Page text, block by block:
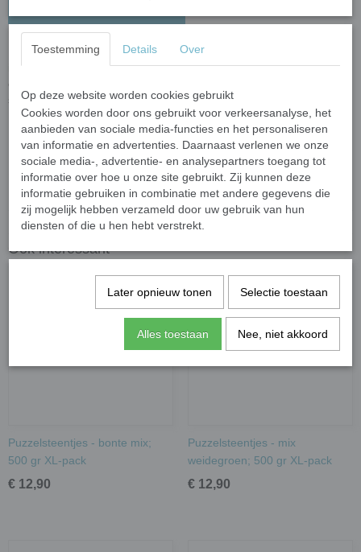
Kleuren mix van glitter glasmozaïek steentjes hebben een mooie
intense kleur. De steentjes hebben een afmeting van 2 x 2 cm met
een dikte van 4 mm. In 500 gram zitten ongeveer 128 glitter
steentjes.
Specificaties
EAN code 9506664222198
Netto gewicht 0,50 Kg
Ook interessant
Puzzelsteentjes - bonte mix;
500 gr XL-pack
€ 12,90
Puzzelsteentjes - mix
weidegroen; 500 gr XL-pack
€ 12,90
Toestemming Details Over
Op deze website worden cookies gebruikt
Cookies worden door ons gebruikt voor verkeersanalyse, het
aanbieden van sociale media-functies en het personaliseren
van informatie en advertenties. Daarnaast verlenen we onze
sociale media-, advertentie- en analysepartners toegang tot
informatie over hoe u onze site gebruikt. Zij kunnen deze
informatie gebruiken in combinatie met andere gegevens die
zij mogelijk hebben verzameld door uw gebruik van hun
diensten of die u hen hebt verstrekt.
Later opnieuw tonen Selectie toestaan
Alles toestaan Nee, niet akkoord